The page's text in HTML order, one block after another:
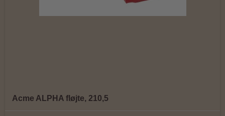
Acme ALPHA fløjte, 210,5